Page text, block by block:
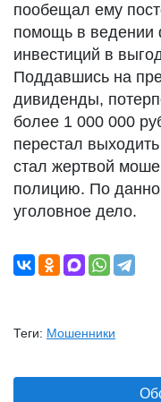
пообещал ему
помощь в ведении
инвестиций в
Поддавшись на
дивиденды,
более 1 000 000
перестал
стал жертвой
полицию. По
уголовное дело.
Теги: Мошенники